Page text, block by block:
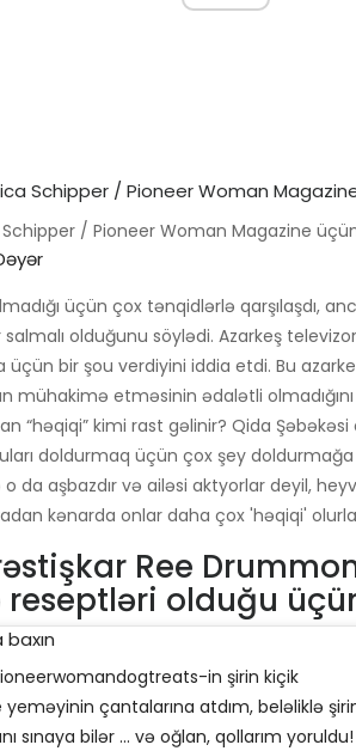
/ Pioneer Woman Magazine
üçün çox tənqidlərlə qarşılaşdı,
olduğunu söylədi. Azarkeş
üçün bir şou verdiyini iddia etdi. Bu
mühakimə etməsinin ədalətli
“həqiqi” kimi rast gəlinir? Qida
doldurmaq üçün çox şey
o da aşbazdır və ailəsi aktyorlar deyil,
kənarda onlar daha çox 'həqiqi'
Ree
reseptləri olduğu
in şirin kiçik
çantalarına atdım, beləliklə
sınaya bilər ... və oğlan, qollarım yoruldu!